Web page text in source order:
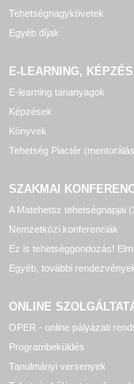
Tehetségnagykövetek
Egyéb díjak
E-LEARNING,
E-learning tananyagok
Képzések
Könyvek
Tehetség Piactér
SZAKMAI
A Matehetsz tehetségnapjai
Nemzetközi konferenciák
Ez is tehetséggondozás!
Egyéb, további
ONLINE
OPER - online pályázati
Programbeküldés
Tanulmányi versenyek